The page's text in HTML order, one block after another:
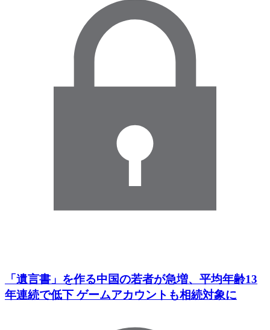
「遺言書」を作る中国の若者が急増、平均年齢13
年連続で低下 ゲームアカウントも相続対象に